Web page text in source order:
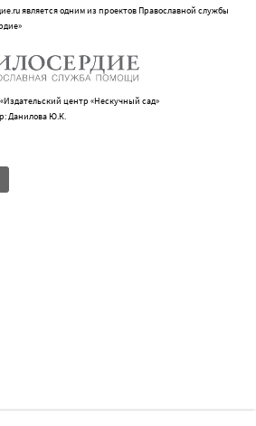
является одним из проектов Православной службы
центр «Нескучный сад»
Данилова Ю.К.